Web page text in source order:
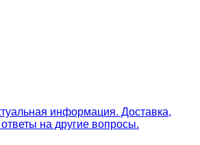
информация. Доставка,
на другие вопросы.